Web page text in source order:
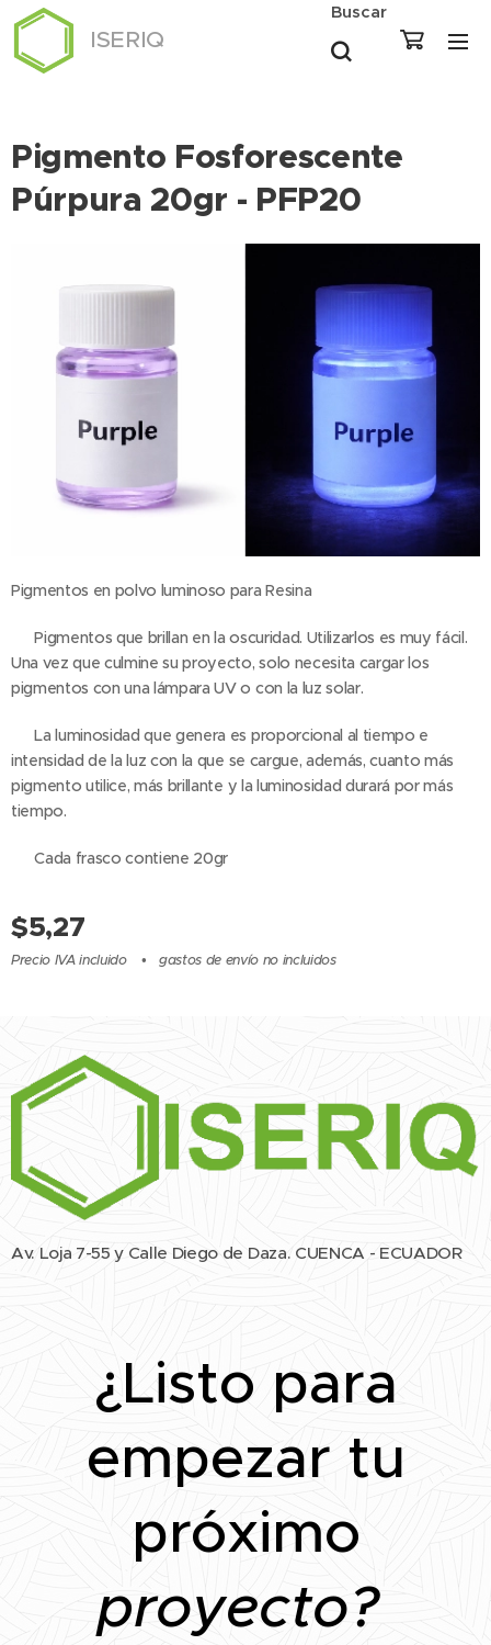
ISERIQ
Buscar
Pigmento Fosforescente
Púrpura 20gr - PFP20
Pigmentos en polvo luminoso para Resina
✅ Pigmentos que brillan en la oscuridad. Utilizarlos es muy fácil.
Una vez que culmine su proyecto, solo necesita cargar los
pigmentos con una lámpara UV o con la luz solar.
✅ La luminosidad que genera es proporcional al tiempo e
intensidad de la luz con la que se cargue, además, cuanto más
pigmento utilice, más brillante y la luminosidad durará por más
tiempo.
✅ Cada frasco contiene 20gr
$5,27
Precio IVA incluido gastos de envío no incluidos
Av. Loja 7-55 y Calle Diego de Daza. CUENCA - ECUADOR
¿Listo para
empezar tu
próximo
proyecto?